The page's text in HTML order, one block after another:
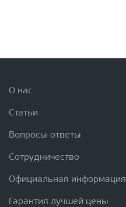
О нас
Статьи
Вопросы-ответы
Сотрудничество
Официальная информация
Гарантия лучшей цены